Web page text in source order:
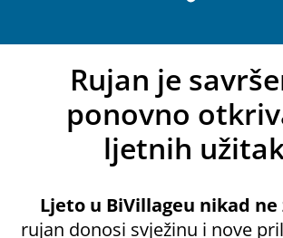
Rujan je
ponovno
ljetnih
Ljeto u BiVillageu nikad ne
rujan donosi svježinu i nove